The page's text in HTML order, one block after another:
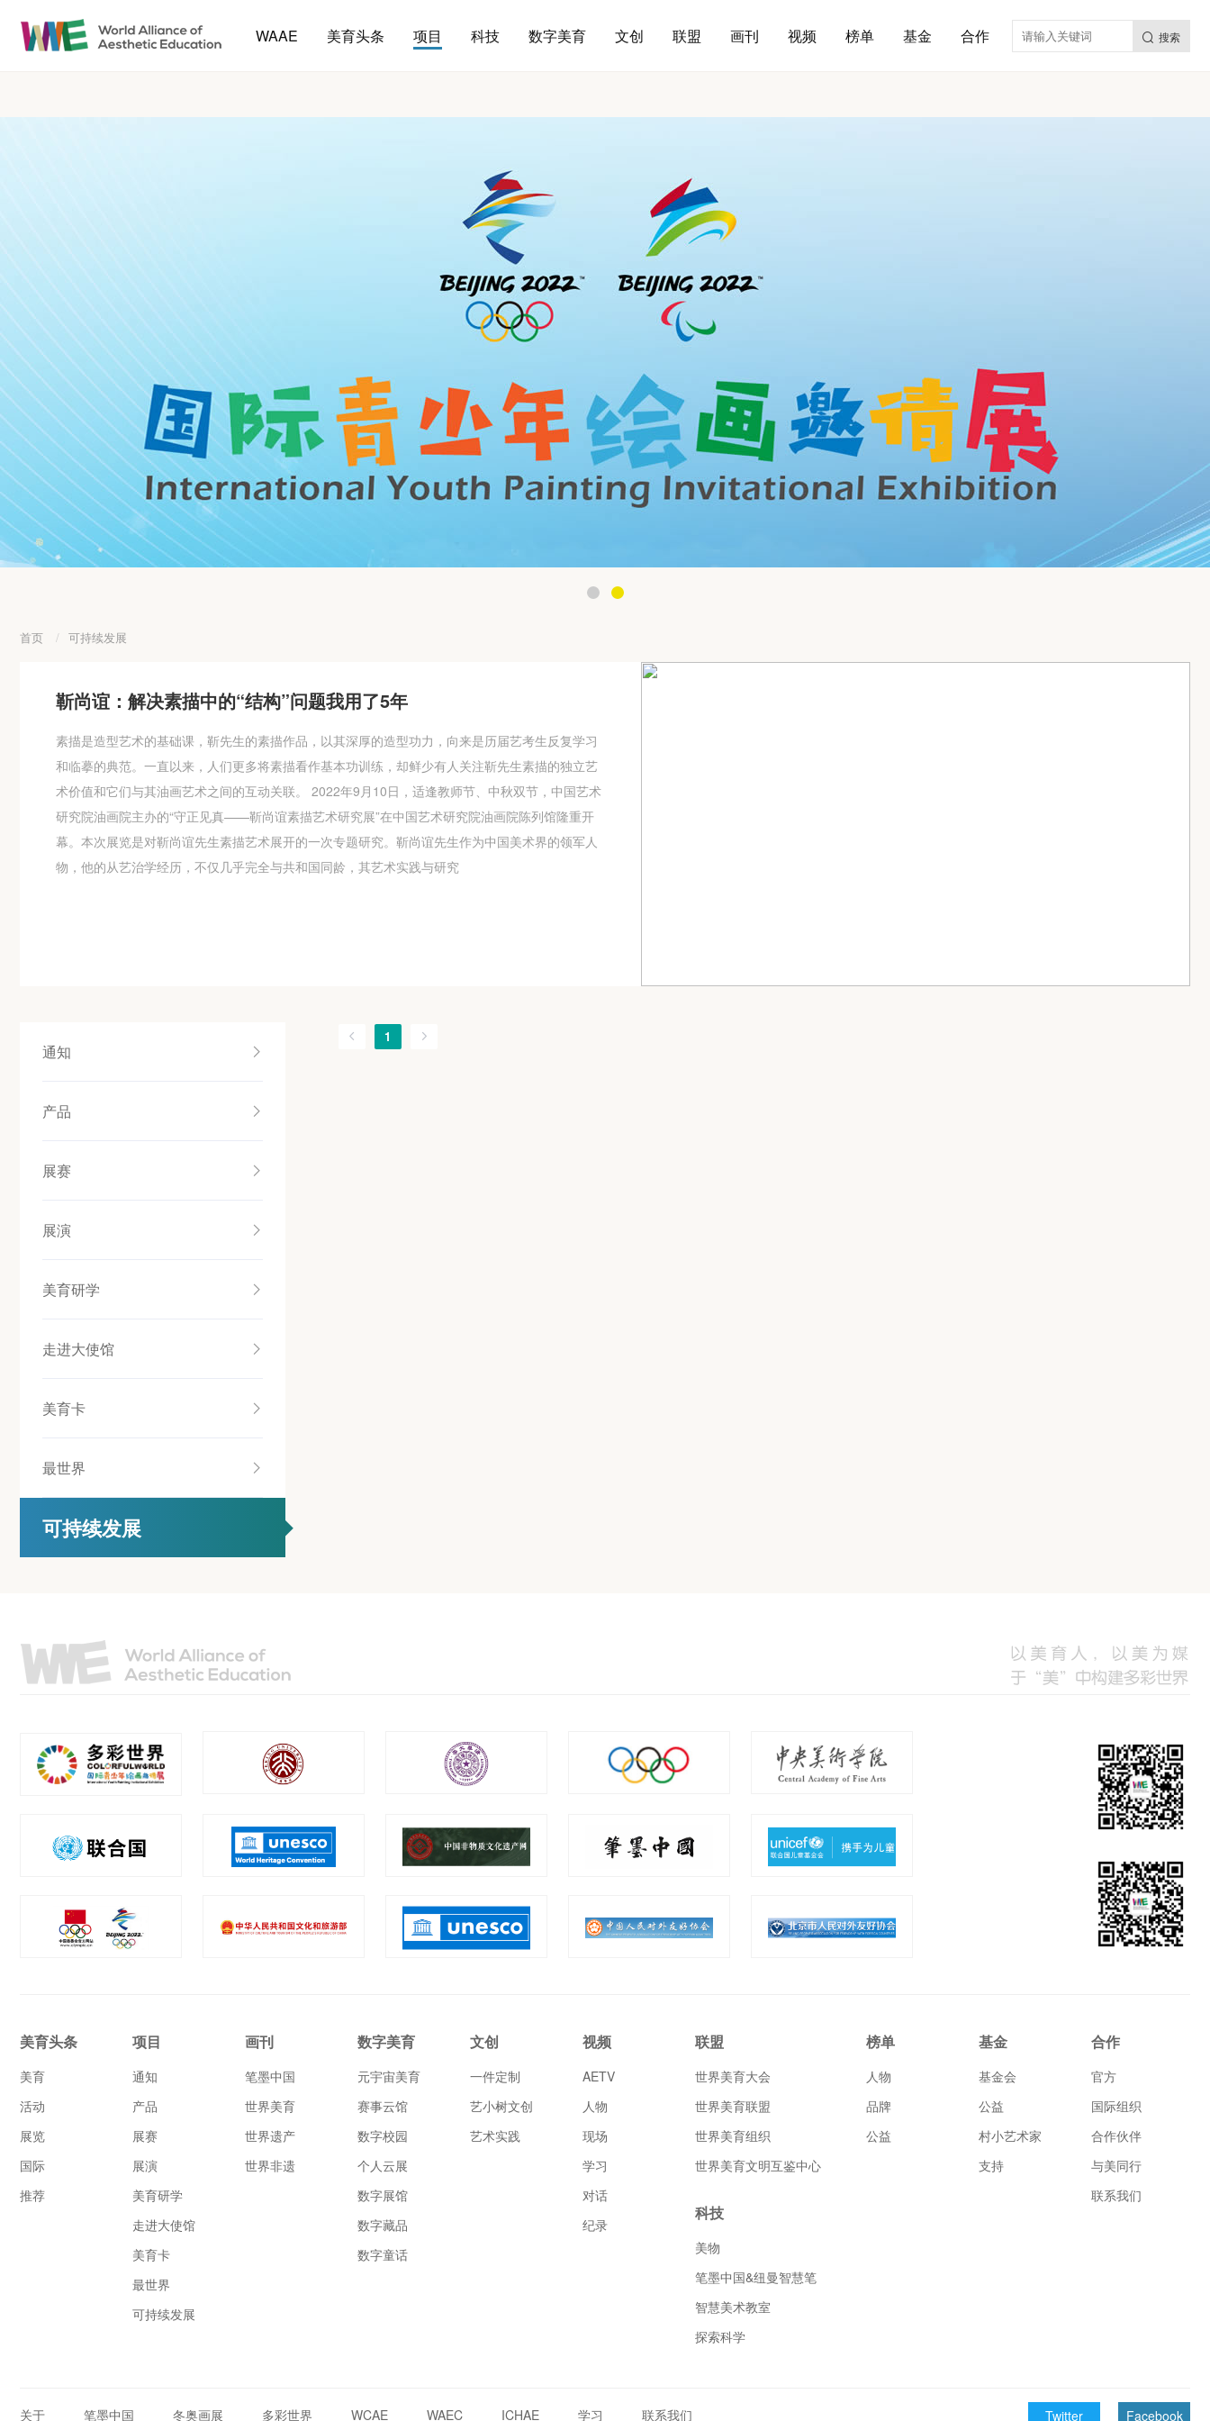
WAAE 美育头条 项目 科技 数字美育 文创 联盟 画刊 视频 榜单 基金 合作 搜索
首页 / 可持续发展
靳尚谊：解决素描中的“结构”问题我用了5年
素描是造型艺术的基础课，靳先生的素描作品，以其深厚的造型功力，向来是历届艺考生反复学习
和临摹的典范。一直以来，人们更多将素描看作基本功训练，却鲜少有人关注靳先生素描的独立艺
术价值和它们与其油画艺术之间的互动关联。 2022年9月10日，适逢教师节、中秋双节，中国艺术
研究院油画院主办的“守正见真——靳尚谊素描艺术研究展”在中国艺术研究院油画院陈列馆隆重开
幕。本次展览是对靳尚谊先生素描艺术展开的一次专题研究。靳尚谊先生作为中国美术界的领军人
物，他的从艺治学经历，不仅几乎完全与共和国同龄，其艺术实践与研究
通知
产品
展赛
展演
美育研学
走进大使馆
美育卡
最世界
可持续发展
1
美育头条
美育
活动
展览
国际
推荐
项目
通知
产品
展赛
展演
美育研学
走进大使馆
美育卡
最世界
可持续发展
画刊
笔墨中国
世界美育
世界遗产
世界非遗
数字美育
元宇宙美育
赛事云馆
数字校园
个人云展
数字展馆
数字藏品
数字童话
文创
一件定制
艺小树文创
艺术实践
视频
AETV
人物
现场
学习
对话
纪录
联盟
世界美育大会
世界美育联盟
世界美育组织
世界美育文明互鉴中心
科技
美物
笔墨中国&纽曼智慧笔
智慧美术教室
探索科学
榜单
人物
品牌
公益
基金
基金会
公益
村小艺术家
支持
合作
官方
国际组织
合作伙伴
与美同行
联系我们
关于 笔墨中国 冬奥画展 多彩世界 WCAE WAEC ICHAE 学习 联系我们 Twitter Facebook